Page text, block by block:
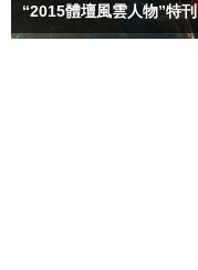
“2015體壇風雲人物”特刊